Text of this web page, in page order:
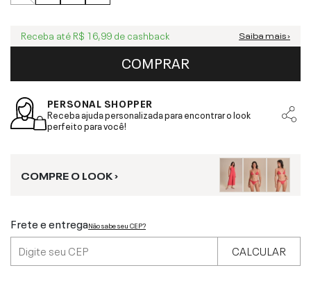
Receba até R$ 16,99 de cashback Saiba mais ›
COMPRAR
PERSONAL SHOPPER
Receba ajuda personalizada para encontrar o look
perfeito para você!
COMPRE O LOOK ›
Frete e entregaNão sabe seu CEP?
CALCULAR